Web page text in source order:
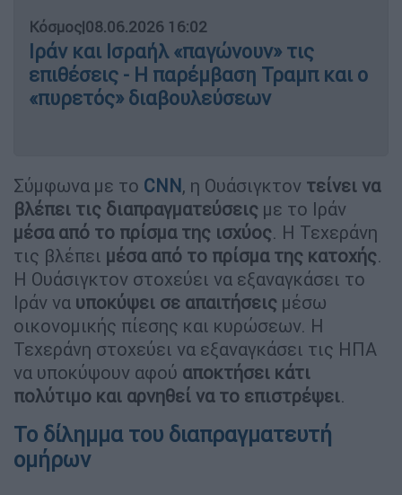
Κόσμος|08.06.2026 16:02
Ιράν και Ισραήλ «παγώνουν» τις
επιθέσεις - Η παρέμβαση Τραμπ και ο
«πυρετός» διαβουλεύσεων
Σύμφωνα με το CNN, η Ουάσιγκτον τείνει να
βλέπει τις διαπραγματεύσεις με το Ιράν
μέσα από το πρίσμα της ισχύος. Η Τεχεράνη
τις βλέπει μέσα από το πρίσμα της κατοχής.
Η Ουάσιγκτον στοχεύει να εξαναγκάσει το
Ιράν να υποκύψει σε απαιτήσεις μέσω
οικονομικής πίεσης και κυρώσεων. Η
Τεχεράνη στοχεύει να εξαναγκάσει τις ΗΠΑ
να υποκύψουν αφού αποκτήσει κάτι
πολύτιμο και αρνηθεί να το επιστρέψει.
Το δίλημμα του διαπραγματευτή
ομήρων